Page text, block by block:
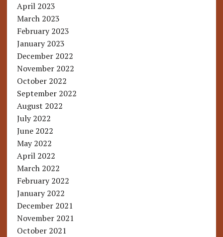
April 2023
March 2023
February 2023
January 2023
December 2022
November 2022
October 2022
September 2022
August 2022
July 2022
June 2022
May 2022
April 2022
March 2022
February 2022
January 2022
December 2021
November 2021
October 2021